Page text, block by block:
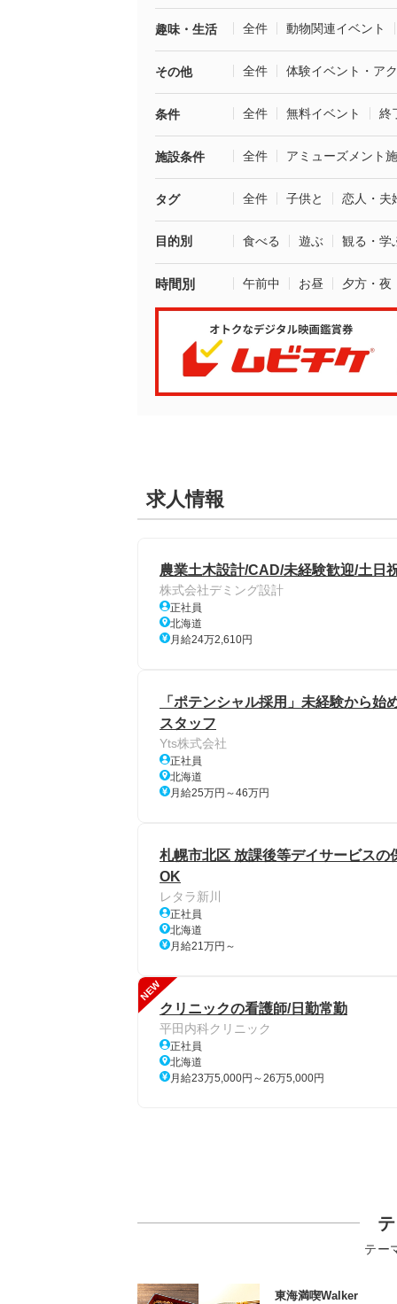
趣味・生活 全件 動物関連イベント
その他 全件 体験イベント・ア
条件 全件 無料イベント 終
施設条件 全件 アミューズメント
タグ 全件 子供と 恋人・夫
目的別 食べる 遊ぶ 観る・学
時間別 午前中 お昼 夕方・夜
求人情報
農業土木設計/CAD/未経験歓迎/土日
株式会社デミング設計
正社員
北海道
月給24万2,610円
「ポテンシャル採用」未経験から
スタッフ
Yts株式会社
正社員
北海道
月給25万円～46万円
札幌市北区 放課後等デイサービス
OK
レタラ新川
正社員
北海道
月給21万円～
NEW
クリニックの看護師/日勤常勤
平田内科クリニック
正社員
北海道
月給23万5,000円～26万5,000円
テー
東海満喫Walker